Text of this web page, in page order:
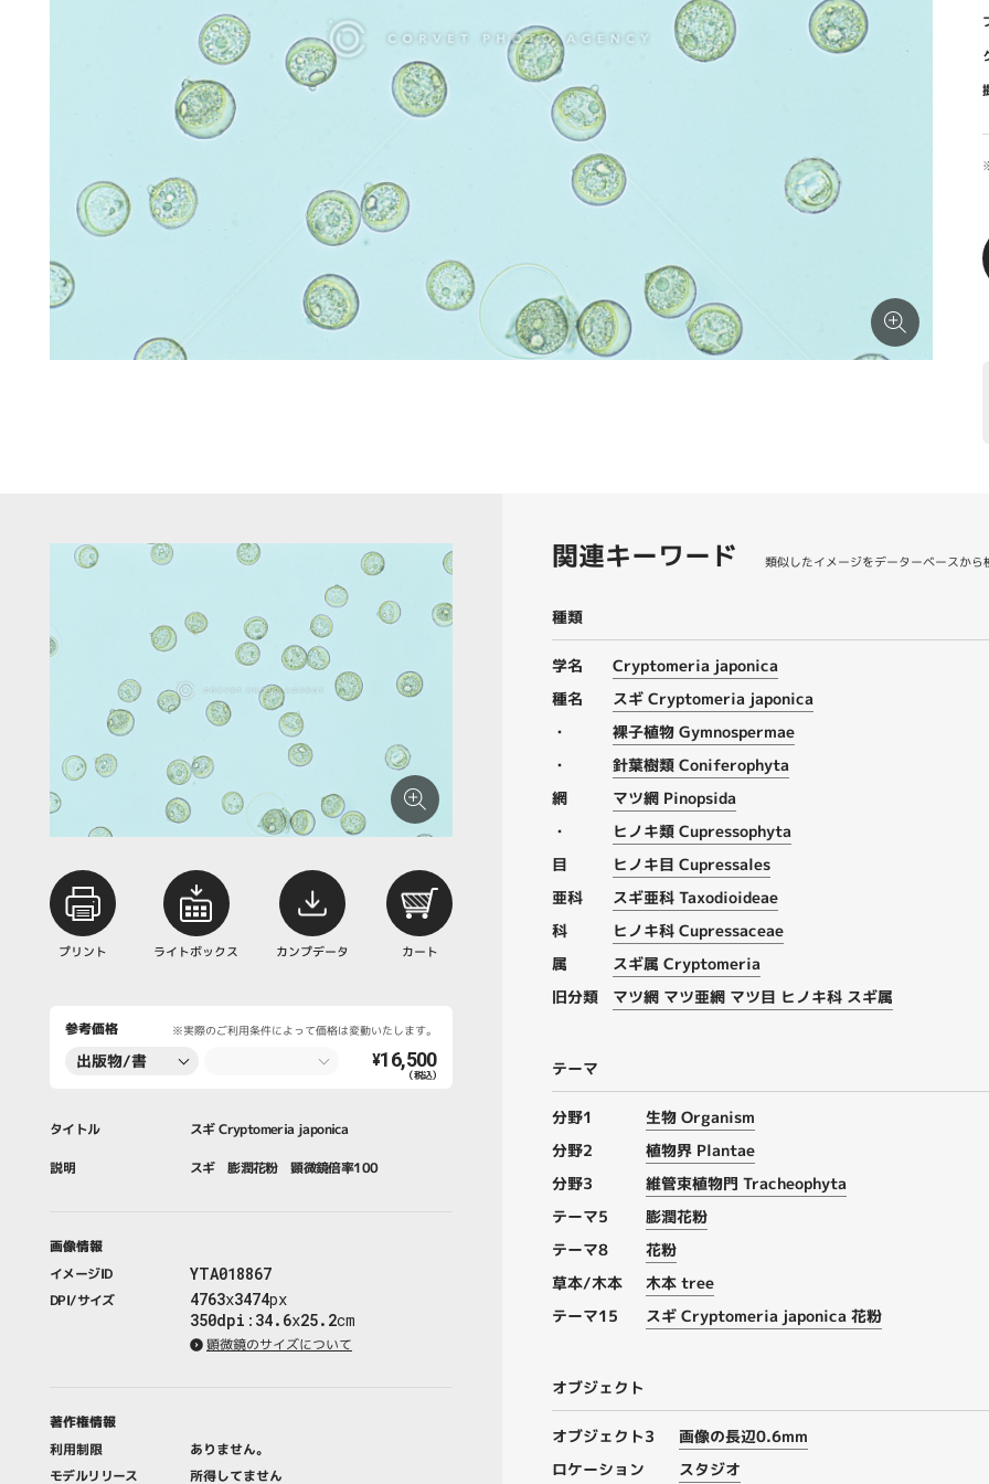
プリント ライトボックス カンプデータ カート
参考価格 ※実際のご利用条件によって価格は変動いたします。
出版物/書
¥16,500
（税込）
タイトル スギ Cryptomeria japonica
説明 スギ 膨潤花粉 顕微鏡倍率100
画像情報
イメージID
YTA018867
DPI/サイズ 4763x3474px
350dpi : 34.6x25.2cm
顕微鏡のサイズについて
著作権情報
利用制限
ありません。
モデルリリース
所得してません
関連キーワード 類似したイメージをデーターベースから
種類
学名
Cryptomeria japonica
種名
スギ Cryptomeria japonica
・
裸子植物 Gymnospermae
・
針葉樹類 Coniferophyta
網
マツ網 Pinopsida
・
ヒノキ類 Cupressophyta
目
ヒノキ目 Cupressales
亜科
スギ亜科 Taxodioideae
科
ヒノキ科 Cupressaceae
属
スギ属 Cryptomeria
旧分類
マツ網 マツ亜網 マツ目 ヒノキ科 スギ属
テーマ
分野1
生物 Organism
分野2
植物界 Plantae
分野3
維管束植物門 Tracheophyta
テーマ5
膨潤花粉
テーマ8
花粉
草本/木本
木本 tree
テーマ15
スギ Cryptomeria japonica 花粉
オブジェクト
オブジェクト3
画像の長辺0.6mm
ロケーション
スタジオ